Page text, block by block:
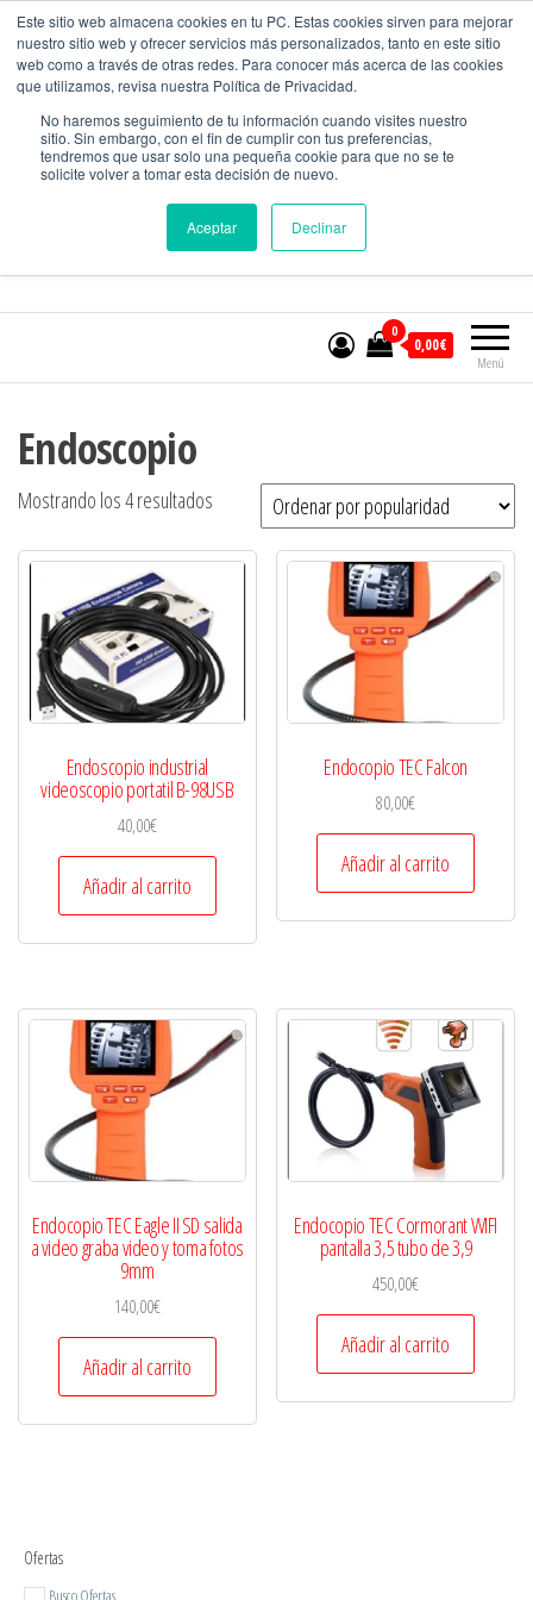
Este sitio web almacena cookies en tu PC. Estas cookies sirven para mejorar
nuestro sitio web y ofrecer servicios más personalizados, tanto en este sitio
web como a través de otras redes. Para conocer más acerca de las cookies
que utilizamos, revisa nuestra Política de Privacidad.
No haremos seguimiento de tu información cuando visites nuestro
sitio. Sin embargo, con el fin de cumplir con tus preferencias,
tendremos que usar solo una pequeña cookie para que no se te
solicite volver a tomar esta decisión de nuevo.
Aceptar Declinar
CONTACTO
MundoMedicion
Equipos para el control de calidad.
601394965
Menú
0
0,00€
Endoscopio
Mostrando los 4 resultados
Endoscopio industrial
videoscopio portatil B-98USB
40,00€
Añadir al carrito
Endocopio TEC Falcon
80,00€
Añadir al carrito
Endocopio TEC Eagle II SD salida
a video graba video y toma fotos
9mm
140,00€
Añadir al carrito
Endocopio TEC Cormorant WIFI
pantalla 3,5 tubo de 3,9
450,00€
Añadir al carrito
Ofertas
Busco Ofertas